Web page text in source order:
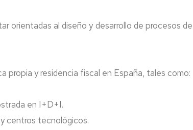
orientadas al diseño y desarrollo de procesos de
propia y residencia fiscal en España, tales como:
en I+D+I.
centros tecnológicos.